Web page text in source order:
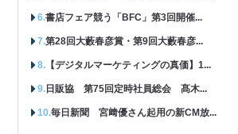
書店フェア競う「BFC」第3回開催...
第28回大藪春彦賞・第9回大藪春彦...
【デジタルマーケティングの真価】1...
日販協 第75回定時社員総会 髙木...
毎日新聞 宮﨑優さん起用の新CM放...